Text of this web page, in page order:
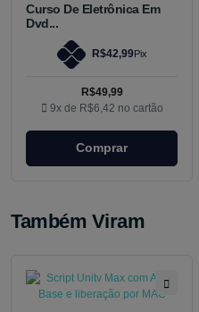
Curso De Eletrônica Em
Dvd...
R$42,99Pix
R$49,99
9x de R$6,42 no cartão
Comprar
Também Viram